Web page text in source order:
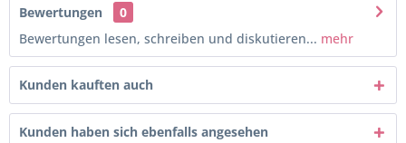
Bewertungen
0
Bewertungen lesen, schreiben und diskutieren... mehr
Kunden kauften auch
Kunden haben sich ebenfalls angesehen